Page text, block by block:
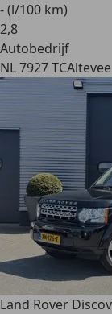
- (l/100 km)
2,8
Autobedrijf
NL 7927 TC
Land Rover